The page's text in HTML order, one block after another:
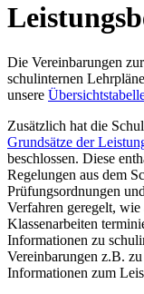
Die Vereinbarungen
schulinternen
unsere
Zusätzlich hat die
Grundsätze der
beschlossen. Diese
Regelungen aus dem
Prüfungsordnungen
Verfahren geregelt,
Klassenarbeiten
Informationen zu
Vereinbarungen z.B.
Informationen zum